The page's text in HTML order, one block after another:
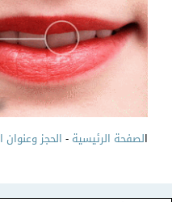
لصفحة الرئيسية-الحجز وعنوان